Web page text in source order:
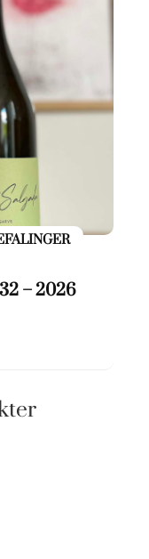
– 2026